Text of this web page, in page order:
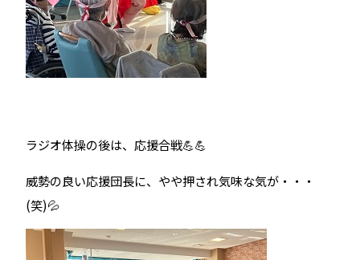
ラジオ体操の後は、応援合戦💪💪
威勢の良い応援団長に、やや押され気味な気が・・・
(笑)💦